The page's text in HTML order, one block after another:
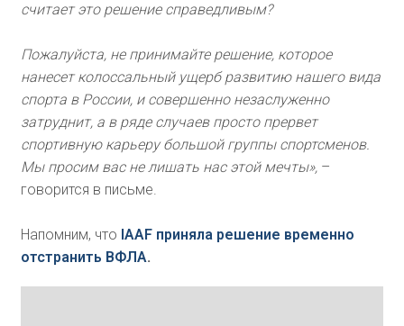
считает это решение справедливым?
Пожалуйста, не принимайте решение, которое
нанесет колоссальный ущерб развитию нашего вида
спорта в России, и совершенно незаслуженно
затруднит, а в ряде случаев просто прервет
спортивную карьеру большой группы спортсменов.
Мы просим вас не лишать нас этой мечты»,–
говорится в письме.
Напомним, что IAAF приняла решение временно
отстранить ВФЛА.